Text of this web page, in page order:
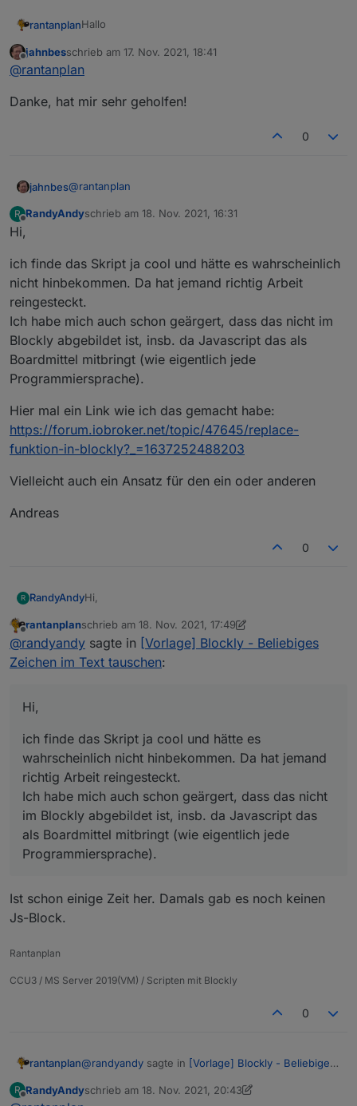
rantanplanHallo
Manchmal ist es notwendig unliebsame Zeichen aus
einem Text zu entfernen um diese z.B. in VIS
Mit dem folgenden Blockly kann man jedes
Steuerzeichen gegen etwas anderes tauschen.
Spoiler
Bei Fragen, fragen.
Grüße
Offline
jahnbesschrieb am 17. Nov. 2021, 18:41
zuletzt editiert von
@rantanplan
Danke, hat mir sehr geholfen!
0
jahnbes@rantanplan
Danke, hat mir sehr geholfen!
R RandyAndyschrieb am 18. Nov. 2021, 16:31
zuletzt editiert von
Hi,
ich finde das Skript ja cool und hätte es wahrscheinlich
nicht hinbekommen. Da hat jemand richtig Arbeit
reingesteckt.
Ich habe mich auch schon geärgert, dass das nicht im
Blockly abgebildet ist, insb. da Javascript das als
Boardmittel mitbringt (wie eigentlich jede
Programmiersprache).
Hier mal ein Link wie ich das gemacht habe:
https://forum.iobroker.net/topic/47645/replace-
funktion-in-blockly?_=1637252488203
Vielleicht auch ein Ansatz für den ein oder anderen
Andreas
0
R RandyAndyHi,
ich finde das Skript ja cool und hätte es
wahrscheinlich nicht hinbekommen. Da hat jemand
richtig Arbeit reingesteckt.
Hier mal ein Link wie ich das gemacht habe:
Offline
rantanplanschrieb am 18. Nov. 2021, 17:49
zuletzt editiert von rantanplan
@randyandy sagte in [Vorlage] Blockly - Beliebiges
Zeichen im Text tauschen:
Hi,
ich finde das Skript ja cool und hätte es
wahrscheinlich nicht hinbekommen. Da hat jemand
richtig Arbeit reingesteckt.
Ich habe mich auch schon geärgert, dass das nicht
im Blockly abgebildet ist, insb. da Javascript das
als Boardmittel mitbringt (wie eigentlich jede
Programmiersprache).
Ist schon einige Zeit her. Damals gab es noch keinen
Js-Block.
Rantanplan
CCU3 / MS Server 2019(VM) / Scripten mit Blockly
0
rantanplan@randyandy sagte in [Vorlage] Blockly - Beliebiges
R
Offline
RandyAndyschrieb am 18. Nov. 2021, 20:43
zuletzt editiert von RandyAndy